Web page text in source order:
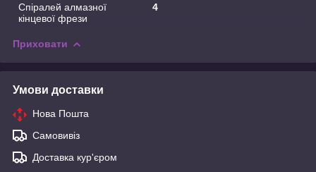
Спіралей алмазної
кінцевої фрези
4
Приховати
Умови доставки
Нова Пошта
Самовивіз
Доставка кур'єром